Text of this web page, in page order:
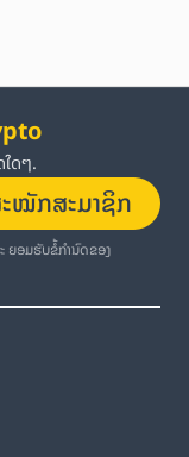
ດໆ.
ໝັກສະມາຊິກ
ຍອມຮັບຂໍ້ກຳນົດຂອງ